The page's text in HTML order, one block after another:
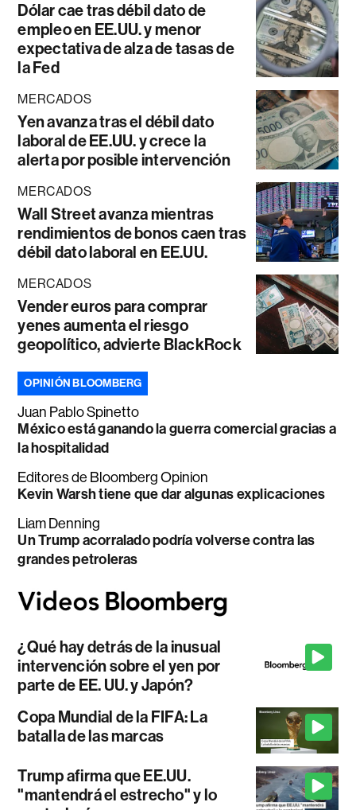
Dólar cae tras débil dato de
empleo en EE.UU. y menor
expectativa de alza de tasas de
la Fed
MERCADOS
Yen avanza tras el débil dato
laboral de EE.UU. y crece la
alerta por posible intervención
MERCADOS
Wall Street avanza mientras
rendimientos de bonos caen tras
débil dato laboral en EE.UU.
MERCADOS
Vender euros para comprar
yenes aumenta el riesgo
geopolítico, advierte BlackRock
OPINIÓN BLOOMBERG
Juan Pablo Spinetto
México está ganando la guerra comercial gracias a
la hospitalidad
Editores de Bloomberg Opinion
Kevin Warsh tiene que dar algunas explicaciones
Liam Denning
Un Trump acorralado podría volverse contra las
grandes petroleras
¿Qué hay detrás de la inusual
intervención sobre el yen por
parte de EE. UU. y Japón?
Copa Mundial de la FIFA: La
batalla de las marcas
Trump afirma que EE.UU.
"mantendrá el estrecho" y lo